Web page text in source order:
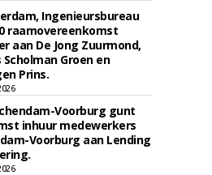
Ingenieursbureau
raamovereenkomst
aan De Jong Zuurmond,
Groen en
Prins.
Voorburg gunt
inhuur medewerkers
Voorburg aan Lending